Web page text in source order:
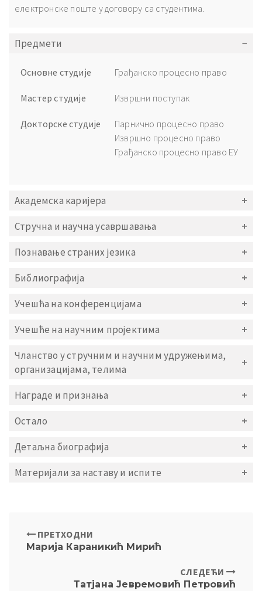
електронске поште у договору са студентима.
Предмети
Основне студије Грађанско процесно право
Мастер студије Извршни поступак
Докторске студије
Парнично процесно право
Извршно процесно право
Грађанско процесно право ЕУ
Академска каријера
Стручна и научна усавршавања
Познавање страних језика
Библиографија
Учешћа на конференцијама
Учешће на научним пројектима
Чланство у стручним и научним удружењима,
организацијама, телима
Награде и признања
Остало
Детаљна биографија
Материјали за наставу и испите
ПРЕТХОДНИ
Марија Караникић Мирић
СЛЕДЕЋИ
Татјана Јевремовић Петровић